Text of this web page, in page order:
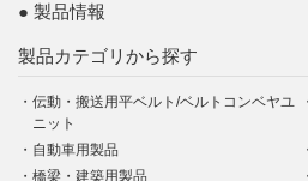
製品情報
製品カテゴリから探す
伝動・搬送用平ベルト/ベルトコンベヤユ
ニット
自動車用製品
橋梁・建築用製品